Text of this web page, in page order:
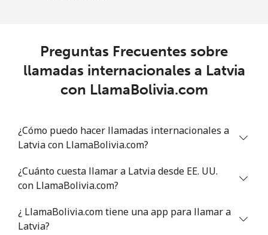
Celular ⁦13.9¢⁩ 71 min por ⁦$10⁩
Lithuania
Celular ⁦5.9¢⁩ 169 min por ⁦$10⁩ ⁦6¢⁩
Luxembourg
Celular
Preguntas Frecuentes sobre
llamadas internacionales a Latvia
con LlamaBolivia.com
¿Cómo puedo hacer llamadas internacionales a
Latvia con LlamaBolivia.com?
¿Cuánto cuesta llamar a Latvia desde EE. UU.
con LlamaBolivia.com?
¿ LlamaBolivia.com tiene una app para llamar a
Latvia?